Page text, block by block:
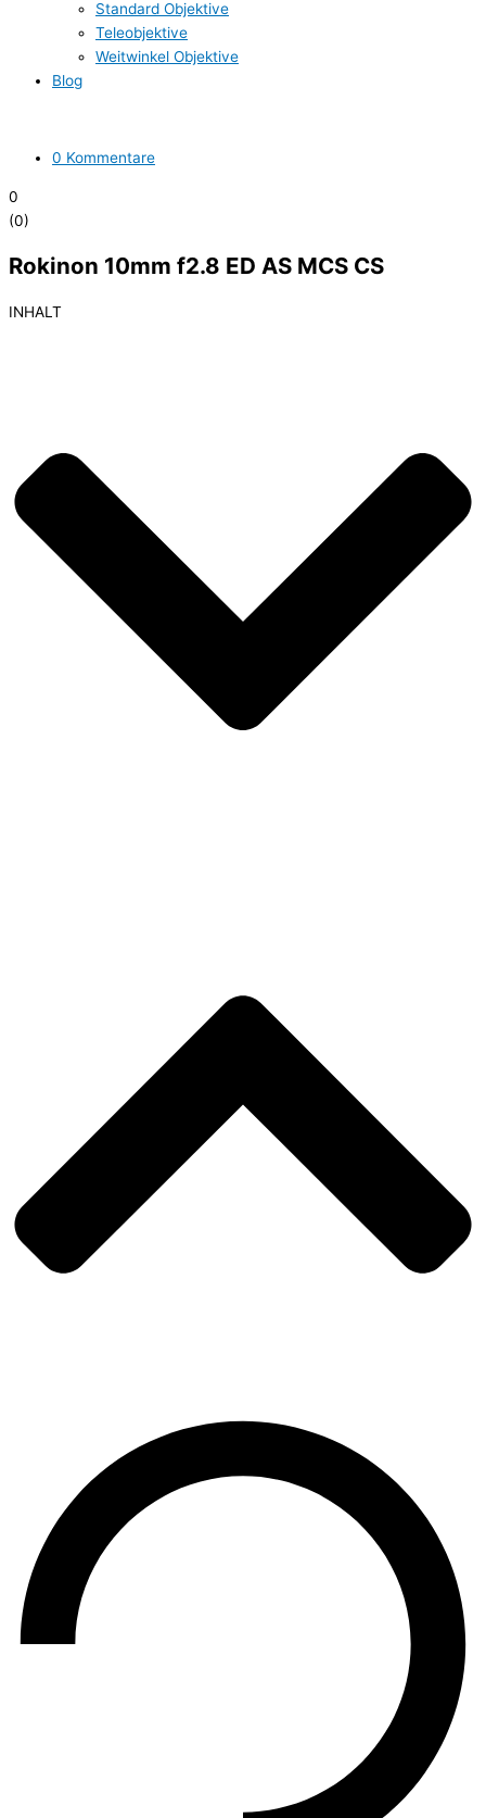
Standard Objektive
Teleobjektive
Weitwinkel Objektive
Blog
0 Kommentare
0
(0)
Rokinon 10mm f2.8 ED AS MCS CS
INHALT